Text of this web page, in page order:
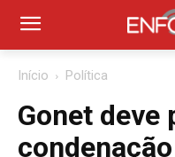
Início Política
Gonet deve